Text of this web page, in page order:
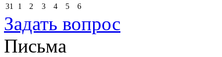
31
1 2 3 4 5 6
Задать вопрос
Письма